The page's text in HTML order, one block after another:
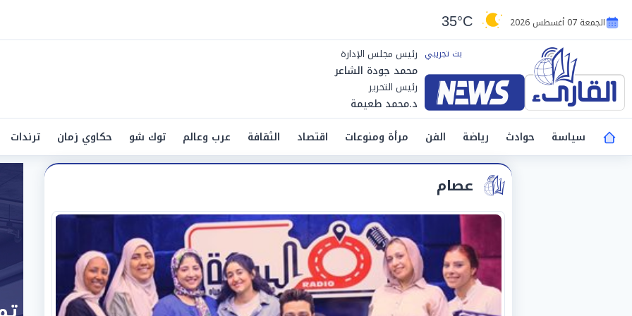
الجمعة 07 أغسطس 2026 35°C
رئيس مجلس الإدارة
محمد جودة الشاعر
رئيس التحرير
د.محمد طعيمة
سياسة
حوادث رياضة الفن مرأة ومنوعات اقتصاد الثقافة عرب وعالم توك شو حكاوي زمان ترندات
عصام